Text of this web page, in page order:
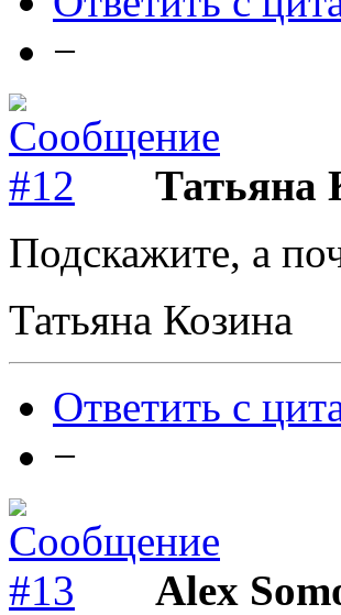
−
Татьяна
Подскажите, а
Татьяна Козина
Ответить с
−
Alex